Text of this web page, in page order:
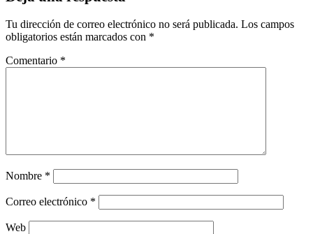
Tu dirección de correo electrónico no será publicada. Los campos
obligatorios están marcados con *
Comentario *
Nombre *
Correo electrónico *
Web